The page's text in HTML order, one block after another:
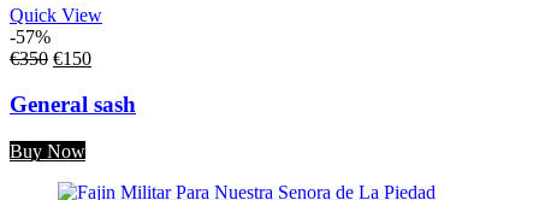
Quick View
-57%
€350 €150
General sash
Buy Now